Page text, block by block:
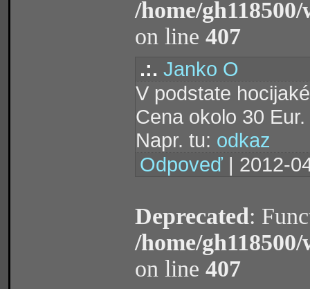
/home/
on line 407
.:. Janko O
V podstate
Cena okolo 30 Eur.
Napr. tu: odkaz
Odpoveď | 2012-
Deprecated:
/home/
on line 407